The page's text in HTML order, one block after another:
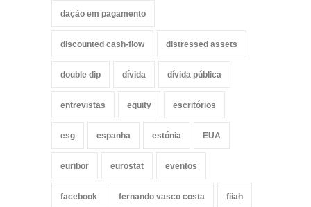
dação em pagamento
discounted cash-flow distressed assets
double dip dívida dívida pública
entrevistas equity escritórios
esg espanha estónia EUA
euribor eurostat eventos
facebook fernando vasco costa fiiah